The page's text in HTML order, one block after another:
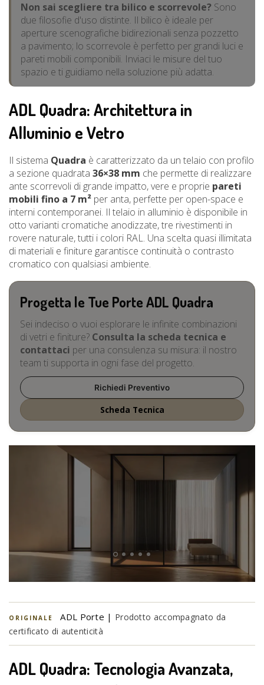
Non sai scegliere tra bilico e scorrevole? Sono
due filosofie d'uso distinte. Il bilico è ideale per
aperture scenografiche bidirezionali senza pozzetto
a pavimento; lo scorrevole è perfetto per grandi luci e
pareti mobili componibili. Inviaci le misure del tuo
spazio e ti guidiamo nella soluzione più adatta.
ADL Quadra: Architettura in
Alluminio e Vetro
Il sistema Quadra è caratterizzato da un telaio con profilo
a sezione quadrata 36×38 mm che permette di realizzare
ante scorrevoli di grande impatto, vere e proprie pareti
mobili fino a 7 m² per anta, perfette per open-space e
interni contemporanei. Il telaio in alluminio è disponibile in
otto varianti cromatiche anodizzate, tre rivestimenti in
rovere naturale, tutti i colori RAL. Una scelta quasi illimitata
di materiali e finiture garantisce continuità o contrasto
cromatico con qualsiasi ambiente.
Progetta le Tue Porte ADL Quadra
Sei indeciso o vuoi esplorare le infinite combinazioni
di vetri e finiture? Consulta la scheda tecnica e
contattaci per una consulenza su misura: il nostro
team ti supporta in ogni fase del progetto.
Richiedi Preventivo
Scheda Tecnica
ORIGINALE ADL Porte | Prodotto accompagnato da
certificato di autenticità
ADL Quadra: Tecnologia Avanzata,